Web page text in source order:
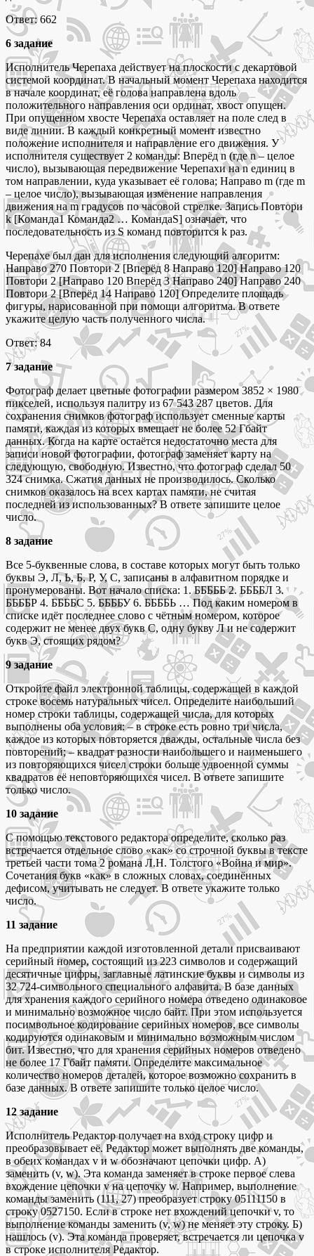
Ответ: 662
6 задание
Исполнитель Черепаха действует на плоскости с декартовой
системой координат. В начальный момент Черепаха находится
в начале координат, её голова направлена вдоль
положительного направления оси ординат, хвост опущен.
При опущенном хвосте Черепаха оставляет на поле след в
виде линии. В каждый конкретный момент известно
положение исполнителя и направление его движения. У
исполнителя существует 2 команды: Вперёд n (где n – целое
число), вызывающая передвижение Черепахи на n единиц в
том направлении, куда указывает её голова; Направо m (где m
– целое число), вызывающая изменение направления
движения на m градусов по часовой стрелке. Запись Повтори
k [Команда1 Команда2 … КомандаS] означает, что
последовательность из S команд повторится k раз.
Черепахе был дан для исполнения следующий алгоритм:
Направо 270 Повтори 2 [Вперёд 8 Направо 120] Направо 120
Повтори 2 [Направо 120 Вперёд 3 Направо 240] Направо 240
Повтори 2 [Вперёд 14 Направо 120] Определите площадь
фигуры, нарисованной при помощи алгоритма. В ответе
укажите целую часть полученного числа.
Ответ: 84
7 задание
Фотограф делает цветные фотографии размером 3852 × 1980
пикселей, используя палитру из 67 543 287 цветов. Для
сохранения снимков фотограф использует сменные карты
памяти, каждая из которых вмещает не более 52 Гбайт
данных. Когда на карте остаётся недостаточно места для
записи новой фотографии, фотограф заменяет карту на
следующую, свободную. Известно, что фотограф сделал 50
324 снимка. Сжатия данных не производилось. Сколько
снимков оказалось на всех картах памяти, не считая
последней из использованных? В ответе запишите целое
число.
8 задание
Все 5-буквенные слова, в составе которых могут быть только
буквы Э, Л, Ь, Б, Р, У, С, записаны в алфавитном порядке и
пронумерованы. Вот начало списка: 1. БББББ 2. ББББЛ 3.
ББББР 4. ББББС 5. ББББУ 6. ББББЬ … Под каким номером в
списке идёт последнее слово c чётным номером, которое
содержит не менее двух букв С, одну букву Л и не содержит
букв Э, стоящих рядом?
9 задание
Откройте файл электронной таблицы, содержащей в каждой
строке восемь натуральных чисел. Определите наибольший
номер строки таблицы, содержащей числа, для которых
выполнены оба условия: – в строке есть ровно три числа,
каждое из которых повторяется дважды, остальные числа без
повторений; – квадрат разности наибольшего и наименьшего
из повторяющихся чисел строки больше удвоенной суммы
квадратов её неповторяющихся чисел. В ответе запишите
только число.
10 задание
С помощью текстового редактора определите, сколько раз
встречается отдельное слово «как» со строчной буквы в тексте
третьей части тома 2 романа Л.Н. Толстого «Война и мир».
Сочетания букв «как» в сложных словах, соединённых
дефисом, учитывать не следует. В ответе укажите только
число.
11 задание
На предприятии каждой изготовленной детали присваивают
серийный номер, состоящий из 223 символов и содержащий
десятичные цифры, заглавные латинские буквы и символы из
32 724-символьного специального алфавита. В базе данных
для хранения каждого серийного номера отведено одинаковое
и минимально возможное число байт. При этом используется
посимвольное кодирование серийных номеров, все символы
кодируются одинаковым и минимально возможным числом
бит. Известно, что для хранения серийных номеров отведено
не более 17 Гбайт памяти. Определите максимальное
количество номеров деталей, которое возможно сохранить в
базе данных. В ответе запишите только целое число.
12 задание
Исполнитель Редактор получает на вход строку цифр и
преобразовывает её. Редактор может выполнять две команды,
в обеих командах v и w обозначают цепочки цифр. А)
заменить (v, w). Эта команда заменяет в строке первое слева
вхождение цепочки v на цепочку w. Например, выполнение
команды заменить (111, 27) преобразует строку 05111150 в
строку 0527150. Если в строке нет вхождений цепочки v, то
выполнение команды заменить (v, w) не меняет эту строку. Б)
нашлось (v). Эта команда проверяет, встречается ли цепочка v
в строке исполнителя Редактор.